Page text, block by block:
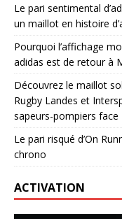
Le pari sentimental
un maillot en histoire
Pourquoi l’affichage
adidas est de retour à
Découvrez le maillot
Rugby Landes et
sapeurs-pompiers face
Le pari risqué d’On
chrono
ACTIVATION